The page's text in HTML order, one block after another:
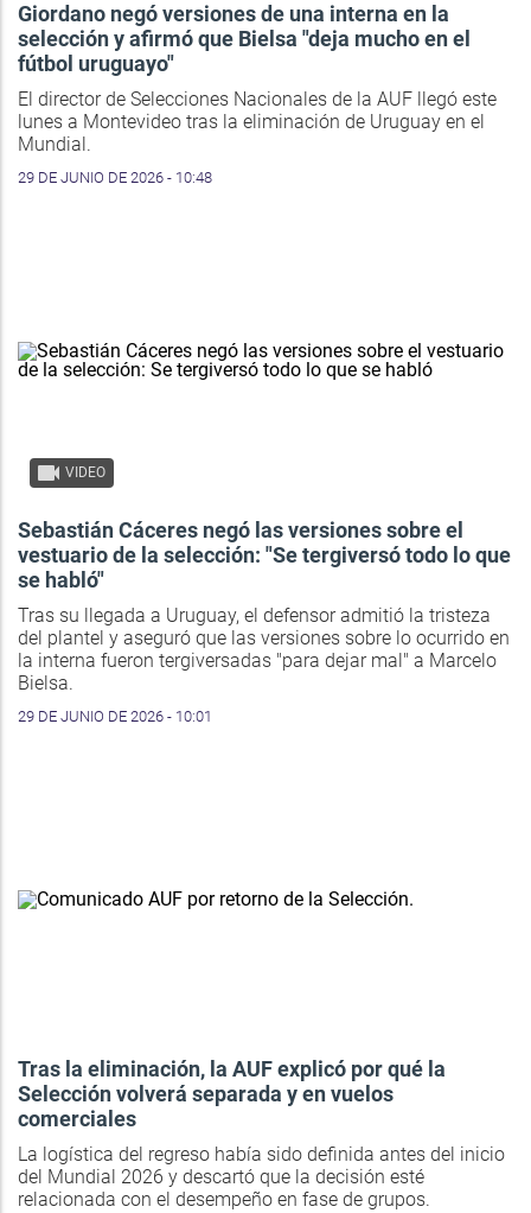
Giordano negó versiones de una interna en la
selección y afirmó que Bielsa "deja mucho en el
fútbol uruguayo"
El director de Selecciones Nacionales de la AUF llegó este
lunes a Montevideo tras la eliminación de Uruguay en el
Mundial.
29 DE JUNIO DE 2026 - 10:48
VIDEO
Sebastián Cáceres negó las versiones sobre el
vestuario de la selección: "Se tergiversó todo lo que
se habló"
Tras su llegada a Uruguay, el defensor admitió la tristeza
del plantel y aseguró que las versiones sobre lo ocurrido en
la interna fueron tergiversadas "para dejar mal" a Marcelo
Bielsa.
29 DE JUNIO DE 2026 - 10:01
Tras la eliminación, la AUF explicó por qué la
Selección volverá separada y en vuelos
comerciales
La logística del regreso había sido definida antes del inicio
del Mundial 2026 y descartó que la decisión esté
relacionada con el desempeño en fase de grupos.